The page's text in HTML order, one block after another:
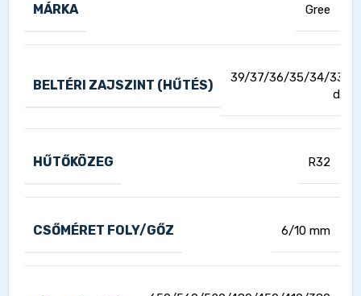
MÁRKA Gree
BELTÉRI ZAJSZINT (HŰTÉS)
39/37/36/35/34/33/
HŰTŐKÖZEG R32
CSŐMÉRET FOLY/GŐZ 6/10 mm